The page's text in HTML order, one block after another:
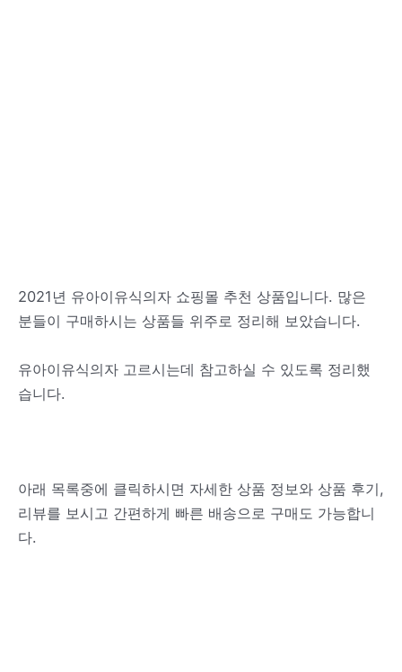
2021년 유아이유식의자 쇼핑몰 추천 상품입니다. 많은
분들이 구매하시는 상품들 위주로 정리해 보았습니다.
유아이유식의자 고르시는데 참고하실 수 있도록 정리했
습니다.
아래 목록중에 클릭하시면 자세한 상품 정보와 상품 후기,
리뷰를 보시고 간편하게 빠른 배송으로 구매도 가능합니
다.